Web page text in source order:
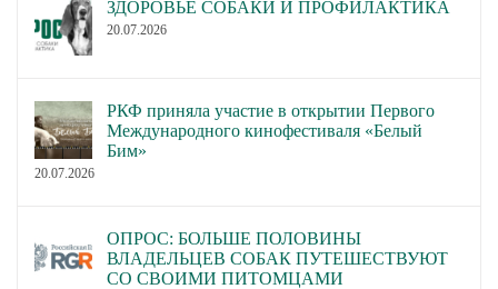
ЗДОРОВЬЕ СОБАКИ И ПРОФИЛАКТИКА
20.07.2026
РКФ приняла участие в открытии Первого
Международного кинофестиваля «Белый
Бим»
20.07.2026
ОПРОС: БОЛЬШЕ ПОЛОВИНЫ
ВЛАДЕЛЬЦЕВ СОБАК ПУТЕШЕСТВУЮТ
СО СВОИМИ ПИТОМЦАМИ